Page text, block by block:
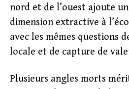
nord et de l’ouest ajoute
dimension extractive à
avec les mêmes questions
locale et de capture de
Plusieurs angles morts